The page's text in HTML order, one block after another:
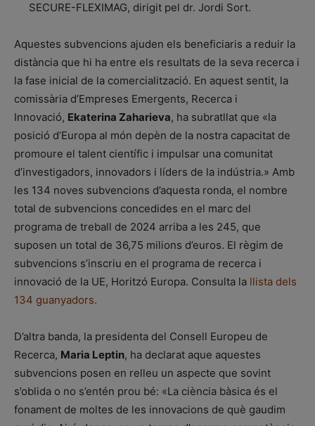
SECURE-FLEXIMAG, dirigit pel dr. Jordi Sort.
Aquestes subvencions ajuden els beneficiaris a reduir la
distància que hi ha entre els resultats de la seva recerca i
la fase inicial de la comercialització. En aquest sentit, la
comissària d’Empreses Emergents, Recerca i
Innovació, Ekaterina Zaharieva, ha subratllat que «la
posició d’Europa al món depèn de la nostra capacitat de
promoure el talent científic i impulsar una comunitat
d’investigadors, innovadors i líders de la indústria.» Amb
les 134 noves subvencions d’aquesta ronda, el nombre
total de subvencions concedides en el marc del
programa de treball de 2024 arriba a les 245, que
suposen un total de 36,75 milions d’euros. El règim de
subvencions s’inscriu en el programa de recerca i
innovació de la UE, Horitzó Europa. Consulta la llista dels
134 guanyadors.
D’altra banda, la presidenta del Consell Europeu de
Recerca, Maria Leptin, ha declarat aque aquestes
subvencions posen en relleu un aspecte que sovint
s’oblida o no s’entén prou bé: «La ciència bàsica és el
fonament de moltes de les innovacions de què gaudim